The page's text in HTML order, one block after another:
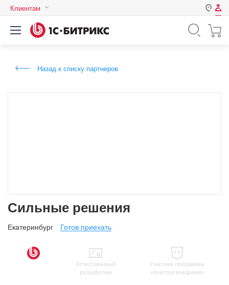
Клиентам
Авторизация
Назад к списку партнеров
Сильные решения
Екатеринбург Готов приехать
Аттестованный
разработчик
Участник программы
качества внедрения